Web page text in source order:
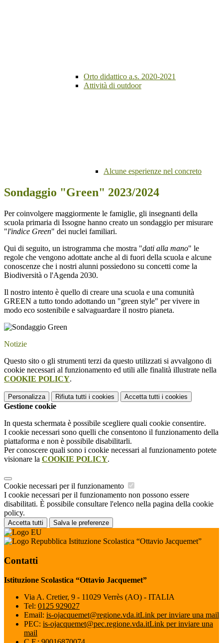
Orto didattico a.s. 2020-2021
Attività di outdoor
Alcune esperienze nel concreto
Sondaggio "Green" 2023/2024
Per coinvolgere maggiormente le famiglie, gli insegnanti della
scuola primaria di Issogne hanno creato un sondaggio per misurare
"l'indice Green" dei nuclei familiari.
Qui di seguito, un istrogramma che mostra "dati alla mano" le
regole che vengono adottate anche al di fuori della scuola e alcune
conoscenze che i nostri alunni possiedono su concetti come la
Biodiversità o l'Agenda 2030.
Il nostro intento è quello di creare una scuola e una comunità
GREEN a tutto tondo adottando un "green style" per vivere in
modo eco sostenibile e salvaguardare il nostro pianeta.
Notizie
Questo sito o gli strumenti terzi da questo utilizzati si avvalgono di
cookie necessari al funzionamento ed utili alle finalità illustrate nella
COOKIE POLICY.
Personalizza Rifiuta tutti i cookies Accetta tutti i cookies
Gestione cookie
In questa schermata è possibile scegliere quali cookie consentire.
I cookie necessari sono quelli che consentono il funzionamento della
piattaforma e non è possibile disabilitarli.
Per conoscere quali sono i cookie necessari al funzionamento potete
visionare la COOKIE POLICY.
Cookie necessari per il funzionamento
I cookie necessari per il funzionamento non possono essere
disabilitati. È possibile consultare l'elenco nella pagina della cookie
policy.
Accetta tutti Salva le preferenze
Istituzione Scolastica “Ottavio Jacquemet”
Contatti
Istituzione Scolastica “Ottavio Jacquemet”
Via A. Cretier, 9 - 11029 Verrès (AO) - ITALIA
Tel: 0125 929027
Email: is-ojacquemet@regione.vda.itLink per inviare una mail
PEC: is-ojacquemet@pec.regione.vda.itLink per inviare una
mail